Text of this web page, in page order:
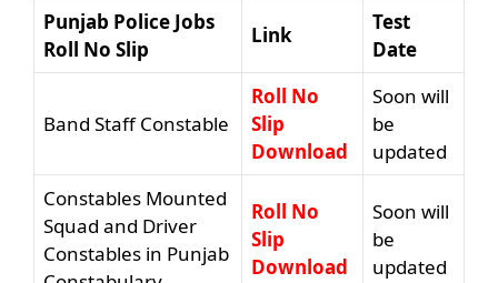
Punjab Police Jobs
Roll No Slip
Link
Test
Date
Band Staff Constable
Roll No
Slip
Download
Soon will
be
updated
Constables Mounted
Squad and Driver
Constables in Punjab
Roll No
Slip
Download
Soon will
be
updated